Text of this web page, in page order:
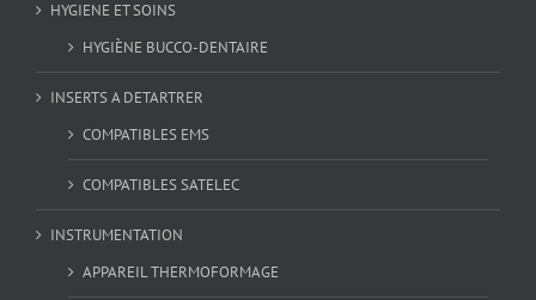
HYGIENE ET SOINS
HYGIÈNE BUCCO-DENTAIRE
INSERTS A DETARTRER
COMPATIBLES EMS
COMPATIBLES SATELEC
INSTRUMENTATION
APPAREIL THERMOFORMAGE